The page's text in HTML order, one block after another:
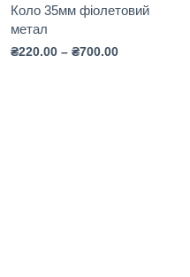
Коло 35мм фіолетовий
метал
₴220.00– ₴700.00